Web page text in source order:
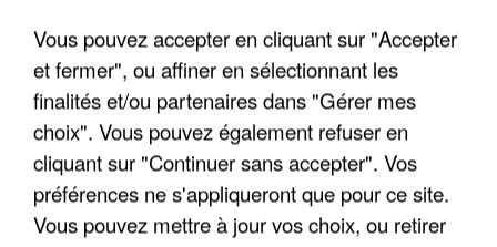
Vous pouvez accepter en cliquant sur "Accepter
et fermer", ou affiner en sélectionnant les
finalités et/ou partenaires dans "Gérer mes
choix". Vous pouvez également refuser en
cliquant sur "Continuer sans accepter". Vos
préférences ne s'appliqueront que pour ce site.
Vous pouvez mettre à jour vos choix, ou retirer